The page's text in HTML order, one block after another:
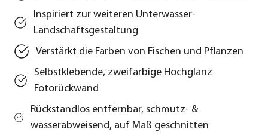
Inspiriert zur weiteren Unterwasser-
Landschaftsgestaltung
Verstärkt die Farben von Fischen und Pflanzen
Selbstklebende, zweifarbige Hochglanz
Fotorückwand
Rückstandlos entfernbar, schmutz- &
wasserabweisend, auf Maß geschnitten